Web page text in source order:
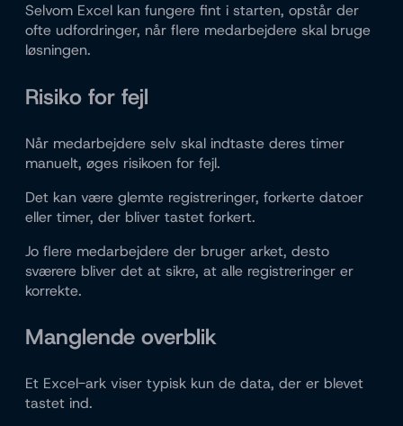
Selvom Excel kan fungere fint i starten, opstår der
ofte udfordringer, når flere medarbejdere skal bruge
løsningen.
Risiko for fejl
Når medarbejdere selv skal indtaste deres timer
manuelt, øges risikoen for fejl.
Det kan være glemte registreringer, forkerte datoer
eller timer, der bliver tastet forkert.
Jo flere medarbejdere der bruger arket, desto
sværere bliver det at sikre, at alle registreringer er
korrekte.
Manglende overblik
Et Excel-ark viser typisk kun de data, der er blevet
tastet ind.